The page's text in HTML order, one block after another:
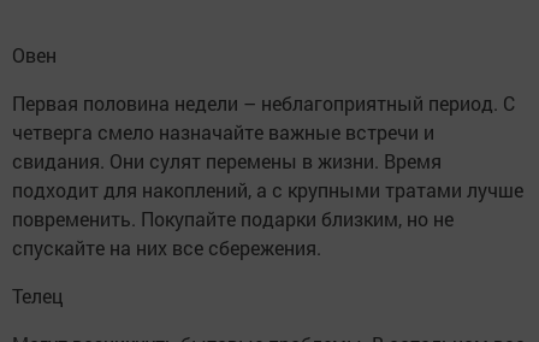
Овен
Первая половина недели – неблагоприятный период. С
четверга смело назначайте важные встречи и
свидания. Они сулят перемены в жизни. Время
подходит для накоплений, а с крупными тратами лучше
повременить. Покупайте подарки близким, но не
спускайте на них все сбережения.
Телец